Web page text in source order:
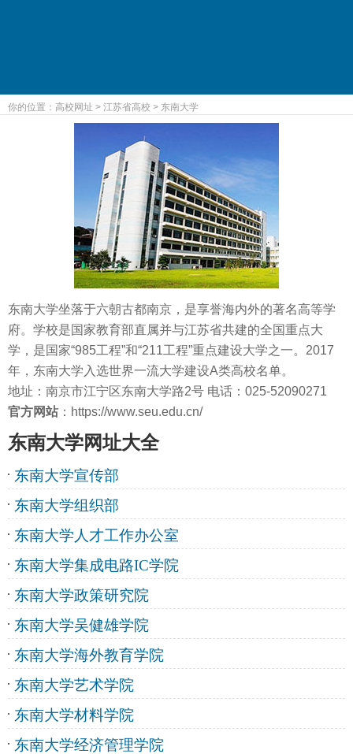
你的位置： 高校网址 > 江苏省高校 > 东南大学
东南大学坐落于六朝古都南京，是享誉海内外的著名高等学
府。学校是国家教育部直属并与江苏省共建的全国重点大
学，是国家“985工程”和“211工程”重点建设大学之一。2017
年，东南大学入选世界一流大学建设A类高校名单。
地址：南京市江宁区东南大学路2号 电话：025-52090271
官方网站 ：https://www.seu.edu.cn/
东南大学网址大全
东南大学宣传部
东南大学组织部
东南大学人才工作办公室
东南大学集成电路IC学院
东南大学政策研究院
东南大学吴健雄学院
东南大学海外教育学院
东南大学艺术学院
东南大学材料学院
东南大学经济管理学院